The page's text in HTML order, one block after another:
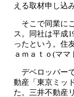
える取材申し込
そこで同業に
ス。同社は平成
ったという。住
ａｍａｔｏ(ママ
デベロッパー
動産「東京ミッ
た。三井不動産